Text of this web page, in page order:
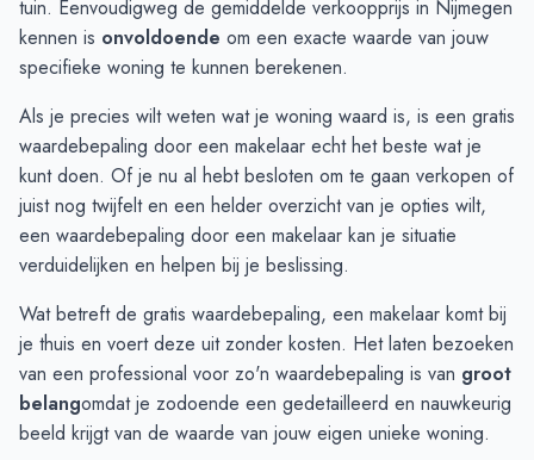
Januari
€ 438.712 € 465.660
Februari
€ 449.241 € 465.288
April
€ 469.881 € 473.484
Mei
€ 483.327 € 466.626
Juni
€ 484.660 € 460.400
tuin. Eenvoudigweg de gemiddelde verkoopprijs in Nijmegen
kennen is onvoldoende om een exacte waarde van jouw
specifieke woning te kunnen berekenen.
Als je precies wilt weten wat je woning waard is, is een gratis
waardebepaling door een makelaar echt het beste wat je
kunt doen. Of je nu al hebt besloten om te gaan verkopen of
juist nog twijfelt en een helder overzicht van je opties wilt,
een waardebepaling door een makelaar kan je situatie
verduidelijken en helpen bij je beslissing.
Wat betreft de gratis waardebepaling, een makelaar komt bij
je thuis en voert deze uit zonder kosten. Het laten bezoeken
van een professional voor zo'n waardebepaling is van groot
belangomdat je zodoende een gedetailleerd en nauwkeurig
beeld krijgt van de waarde van jouw eigen unieke woning.